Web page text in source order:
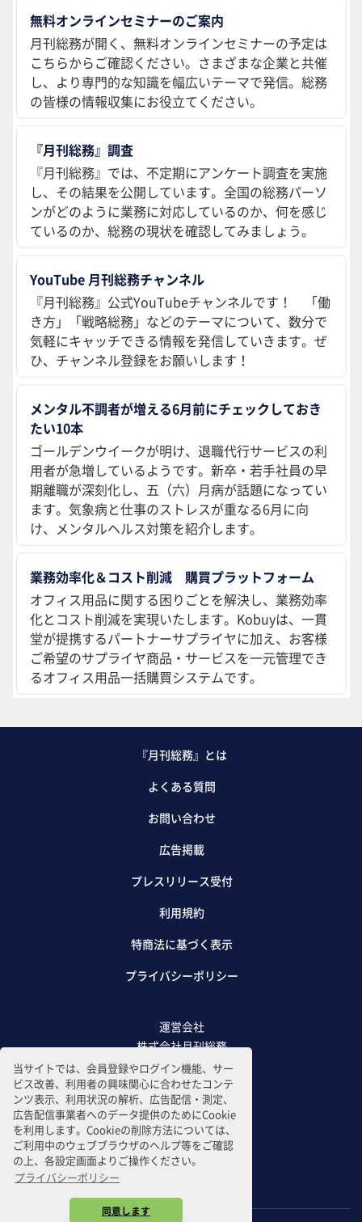
当サイトでは、会員登録やログイン機能、サー
ビス改善、利用者の興味関心に合わせたコンテ
ンツ表示、利用状況の解析、広告配信・測定、
広告配信事業者へのデータ提供のためにCookie
を利用します。Cookieの削除方法については、
ご利用中のウェブブラウザのヘルプ等をご確認
の上、各設定画面よりご操作ください。
プライバシーポリシー
同意します
無料オンラインセミナーのご案内
月刊総務が開く、無料オンラインセミナーの予定は
こちらからご確認ください。さまざまな企業と共催
し、より専門的な知識を幅広いテーマで発信。総務
の皆様の情報収集にお役立てください。
『月刊総務』調査
『月刊総務』では、不定期にアンケート調査を実施
し、その結果を公開しています。全国の総務パーソ
ンがどのように業務に対応しているのか、何を感じ
ているのか、総務の現状を確認してみましょう。
YouTube 月刊総務チャンネル
『月刊総務』公式YouTubeチャンネルです！ 「働
き方」「戦略総務」などのテーマについて、数分で
気軽にキャッチできる情報を発信していきます。ぜ
ひ、チャンネル登録をお願いします！
メンタル不調者が増える6月前にチェックしておき
たい10本
ゴールデンウイークが明け、退職代行サービスの利
用者が急増しているようです。新卒・若手社員の早
期離職が深刻化し、五（六）月病が話題になってい
ます。気象病と仕事のストレスが重なる6月に向
け、メンタルヘルス対策を紹介します。
業務効率化＆コスト削減 購買プラットフォーム
オフィス用品に関する困りごとを解決し、業務効率
化とコスト削減を実現いたします。Kobuyは、一貫
堂が提携するパートナーサプライヤに加え、お客様
ご希望のサプライヤ商品・サービスを一元管理でき
るオフィス用品一括購買システムです。
『月刊総務』とは
よくある質問
お問い合わせ
広告掲載
プレスリリース受付
利用規約
特商法に基づく表示
プライバシーポリシー
運営会社
株式会社月刊総務